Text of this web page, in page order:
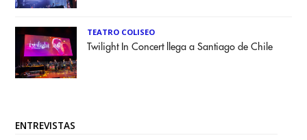
TEATRO COLISEO
Twilight In Concert llega a Santiago de Chile
ENTREVISTAS